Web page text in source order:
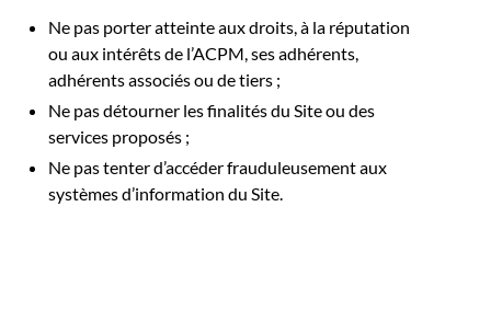
Ne pas porter atteinte aux droits, à la réputation
ou aux intérêts de l’ACPM, ses adhérents,
adhérents associés ou de tiers ;
Ne pas détourner les finalités du Site ou des
services proposés ;
Ne pas tenter d’accéder frauduleusement aux
systèmes d’information du Site.